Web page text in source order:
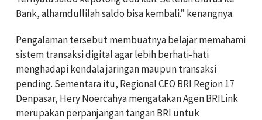
Bank, alhamdullilah saldo bisa kembali.” kenangnya.
Pengalaman tersebut membuatnya belajar memahami
sistem transaksi digital agar lebih berhati-hati
menghadapi kendala jaringan maupun transaksi
pending. Sementara itu, Regional CEO BRI Region 17
Denpasar, Hery Noercahya mengatakan Agen BRILink
merupakan perpanjangan tangan BRI untuk